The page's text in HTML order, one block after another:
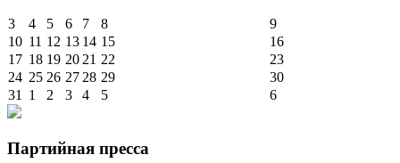
3 4 5 6 7 8
9
10 11 12 13 14 15
16
17 18 19 20 21 22
23
24 25 26 27 28 29
30
31
1 2 3 4 5 6
Партийная пресса